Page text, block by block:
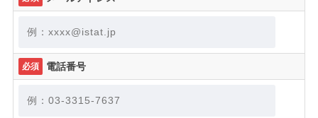
必須 電話番号